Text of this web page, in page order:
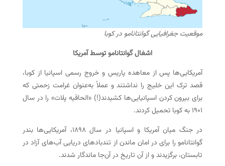
موقعیت جغرافیایی گوانتانامو در کوبا
اشغال گوانتانامو توسط آمریکا
آمریکایی‌ها پس از معاهده پاریس و خروج رسمی اسپانیا از کوبا،
قصد ترک این خلیج را نداشتند و عملاً به‌عنوان غرامت زحمتی که
برای بیرون کردن اسپانیایی‌ها کشیدند(!) «الحاقیه پلات» را در سال
۱۹۰۱ به کوبا تحمیل کردند.
در جنگ میان آمریکا و اسپانیا در سال ۱۸۹۸، آمریکایی‌ها بندر
گوانتانامو را برای در امان ماندن از تندبادهای دریایی آب‌های آزاد در
تابستان، برگزیدند و از آن تاریخ در آن‌جا ماندگار شدند.